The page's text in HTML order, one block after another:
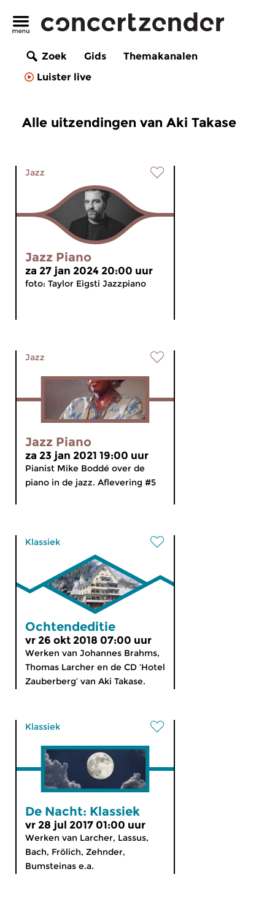
Zoek Gids
Themakanalen
Luister live
Alle uitzendingen van Aki Takase
Jazz
Jazz Piano
za 27 jan 2024 20:00 uur
foto: Taylor Eigsti Jazzpiano
Jazz
Jazz Piano
za 23 jan 2021 19:00 uur
Pianist Mike Boddé over de
piano in de jazz. Aflevering #5
Klassiek
Ochtendeditie
vr 26 okt 2018 07:00 uur
Werken van Johannes Brahms,
Thomas Larcher en de CD ‘Hotel
Zauberberg’ van Aki Takase.
Klassiek
De Nacht: Klassiek
vr 28 jul 2017 01:00 uur
Werken van Larcher, Lassus,
Bach, Frölich, Zehnder,
Bumsteinas e.a.